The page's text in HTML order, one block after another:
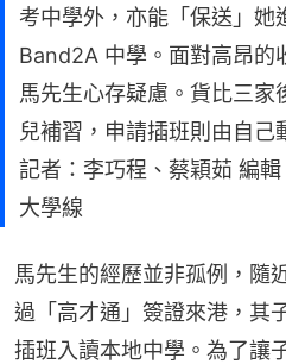
考中學外，亦能「保送」她
Band2A 中學。面對高昂的
馬先生心存疑慮。貨比三家
兒補習，申請插班則由自己
記者：李巧程、蔡穎茹 編
大學線
馬先生的經歷並非孤例，隨
過「高才通」簽證來港，其
插班入讀本地中學。為了讓